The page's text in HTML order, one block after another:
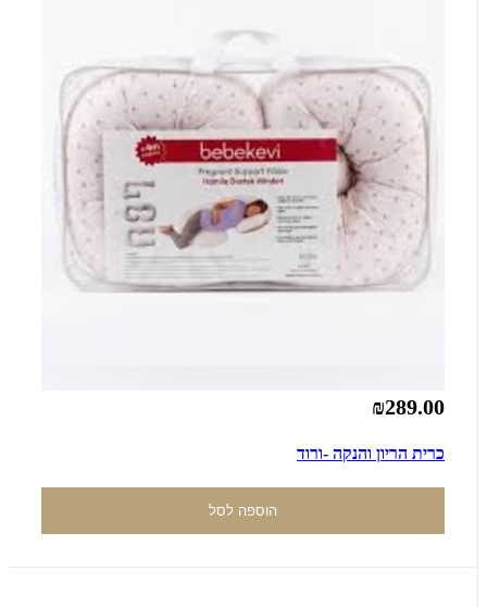
₪289.00
כרית הריון והנקה -ורוד
הוספה לסל